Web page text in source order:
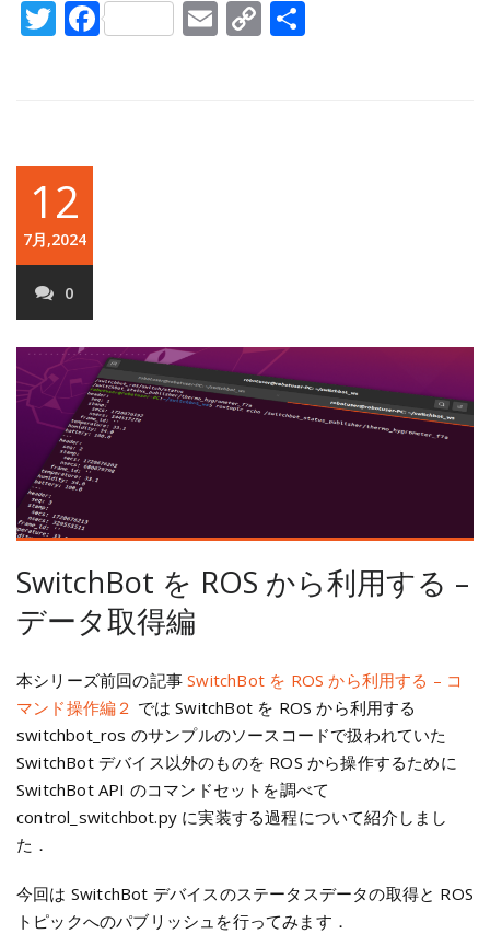
Twitter
FacebookEmail
Copy
Link
12
7月,2024
0
SwitchBot を ROS から利用する –
データ取得編
本シリーズ前回の記事SwitchBot を ROS から利用する – コ
マンド操作編２ では SwitchBot を ROS から利用する
switchbot_ros のサンプルのソースコードで扱われていた
SwitchBot デバイス以外のものを ROS から操作するために
SwitchBot API のコマンドセットを調べて
control_switchbot.py に実装する過程について紹介しまし
た．
今回は SwitchBot デバイスのステータスデータの取得と ROS
トピックへのパブリッシュを行ってみます．